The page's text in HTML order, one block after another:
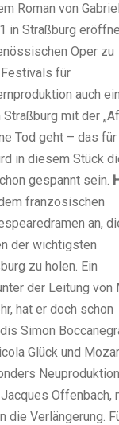
Roman von Gabriel
in Straßburg
Oper zu
für
auch
mit der
Tod geht – das für
in diesem Stück
gespannt sein.
französischen
an,
der wichtigsten
zu holen. Ein
der Leitung von
hat er doch schon
Simon
Glück und
Offenbach,
Verlängerung.